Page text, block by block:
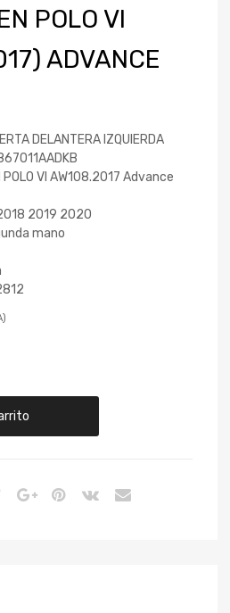
POLO VI
ADVANCE
DELANTERA IZQUIERDA
POLO VI AW108.2017 Advance
2019 2020
mano